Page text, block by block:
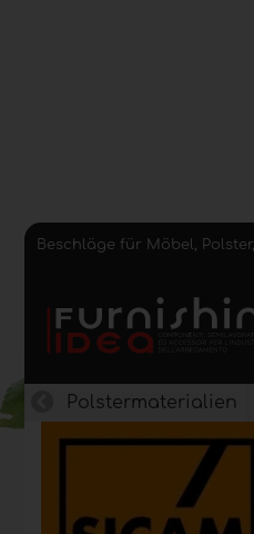
Beschläge für Möbel,
Polstermaterialien